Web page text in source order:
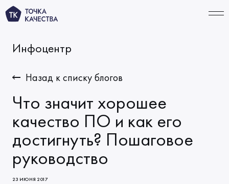
Тестирование ИИ‑продуктов
Функциональное тестирование
Автоматизация тестирования
КОМПАНИЯ
О нас
ТАРИФЫ
Инфоцентр
Назад к списку блогов
Что значит хорошее
качество ПО и как его
достигнуть? Пошаговое
руководство
23 ИЮНЯ 2017